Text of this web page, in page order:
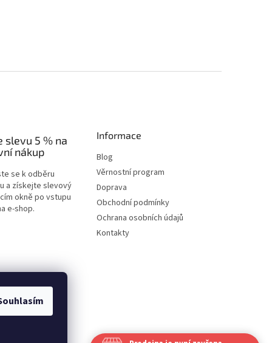
slevu 5 % na
nákup
se k odběru
a získejte slevový
okně po vstupu
e-shop.
Informace
Blog
Věrnostní program
Doprava
Obchodní podmínky
Ochrana osobních údajů
Kontakty